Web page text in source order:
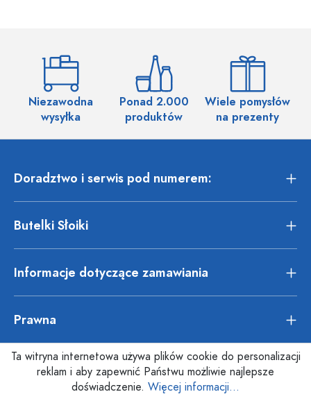
Niezawodna
wysyłka
Ponad 2.000
produktów
Wiele pomysłów
na prezenty
Doradztwo i serwis pod numerem:
Butelki Słoiki
Informacje dotyczące zamawiania
Prawna
Ta witryna internetowa używa plików cookie do personalizacji
reklam i aby zapewnić Państwu możliwie najlepsze
doświadczenie. Więcej informacji...